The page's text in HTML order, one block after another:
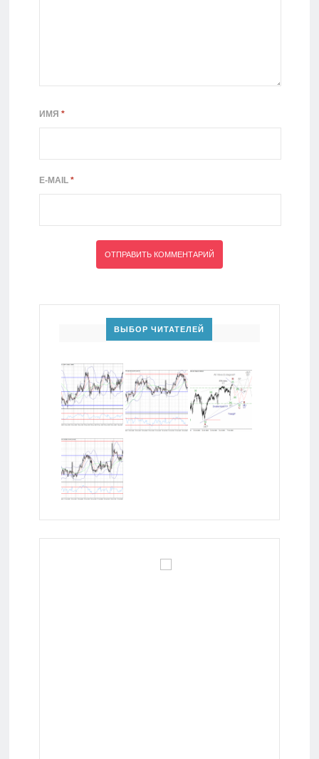
ИМЯ *
E-MAIL *
ВЫБОР ЧИТАТЕЛЕЙ